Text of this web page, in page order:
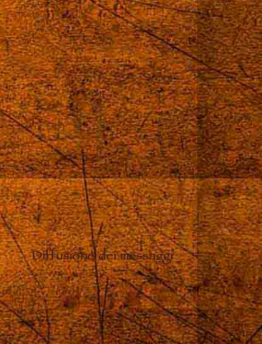
Diffusione dei messaggi